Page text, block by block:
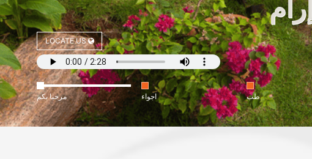
LOCATE US
مرحبا بكم اجواء طب